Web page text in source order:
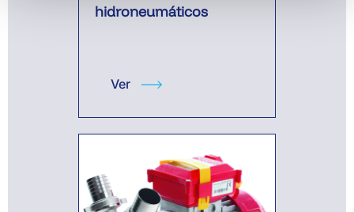
hidroneumáticos
Ver